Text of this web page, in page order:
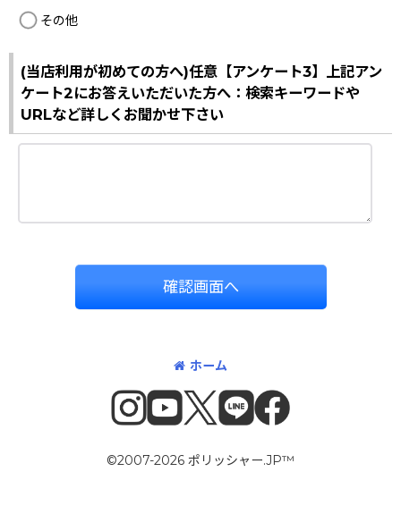
その他
(当店利用が初めての方へ)任意【アンケート3】上記アン
ケート2にお答えいただいた方へ：検索キーワードや
URLなど詳しくお聞かせ下さい
確認画面へ
ホーム
©2007-2026 ポリッシャー.JP™